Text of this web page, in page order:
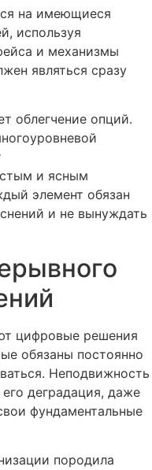
на имеющиеся
используя
и механизмы
являться сразу
облегчение опций.
и ясным
элемент обязан
и не вынуждать
цифровые решения
обязаны постоянно
Неподвижность
деградация, даже
фундаментальные
породила